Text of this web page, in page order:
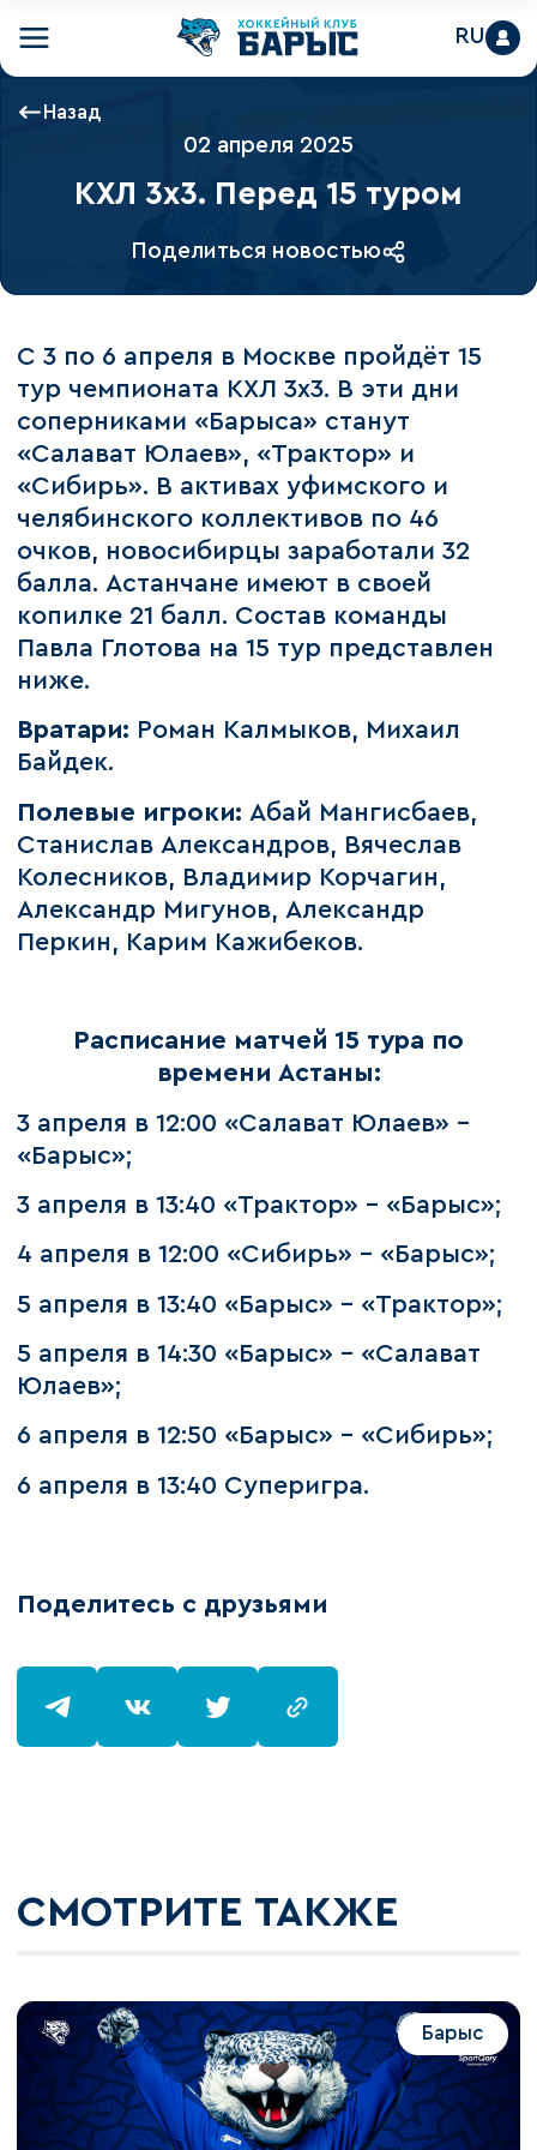
RU
Назад
02 апреля 2025
КХЛ 3х3. Перед 15 туром
Поделиться новостью
С 3 по 6 апреля в Москве пройдёт 15
тур чемпионата КХЛ 3х3. В эти дни
соперниками «Барыса» станут
«Салават Юлаев», «Трактор» и
«Сибирь». В активах уфимского и
челябинского коллективов по 46
очков, новосибирцы заработали 32
балла. Астанчане имеют в своей
копилке 21 балл. Состав команды
Павла Глотова на 15 тур представлен
ниже.
Вратари: Роман Калмыков, Михаил
Байдек.
Полевые игроки: Абай Мангисбаев,
Станислав Александров, Вячеслав
Колесников, Владимир Корчагин,
Александр Мигунов, Александр
Перкин, Карим Кажибеков.
Расписание матчей 15 тура по
времени Астаны:
3 апреля в 12:00 «Салават Юлаев» -
«Барыс»;
3 апреля в 13:40 «Трактор» - «Барыс»;
4 апреля в 12:00 «Сибирь» - «Барыс»;
5 апреля в 13:40 «Барыс» - «Трактор»;
5 апреля в 14:30 «Барыс» - «Салават
Юлаев»;
6 апреля в 12:50 «Барыс» - «Сибирь»;
6 апреля в 13:40 Суперигра.
Поделитесь с друзьями
СМОТРИТЕ ТАКЖЕ
Барыс